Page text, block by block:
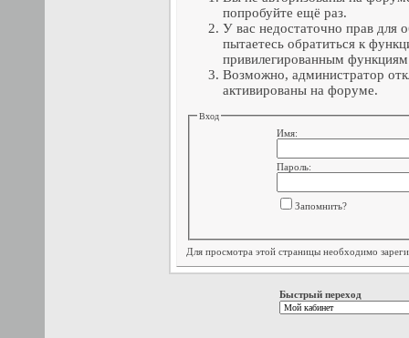
попробуйте ещё раз.
У вас недостаточно прав для
пытаетесь обратиться к
привилегированным
Возможно, администратор
активированы на форуме.
Вход
Имя:
Пароль:
Запомнить?
Для просмотра этой страницы необходимо
Быстрый переход